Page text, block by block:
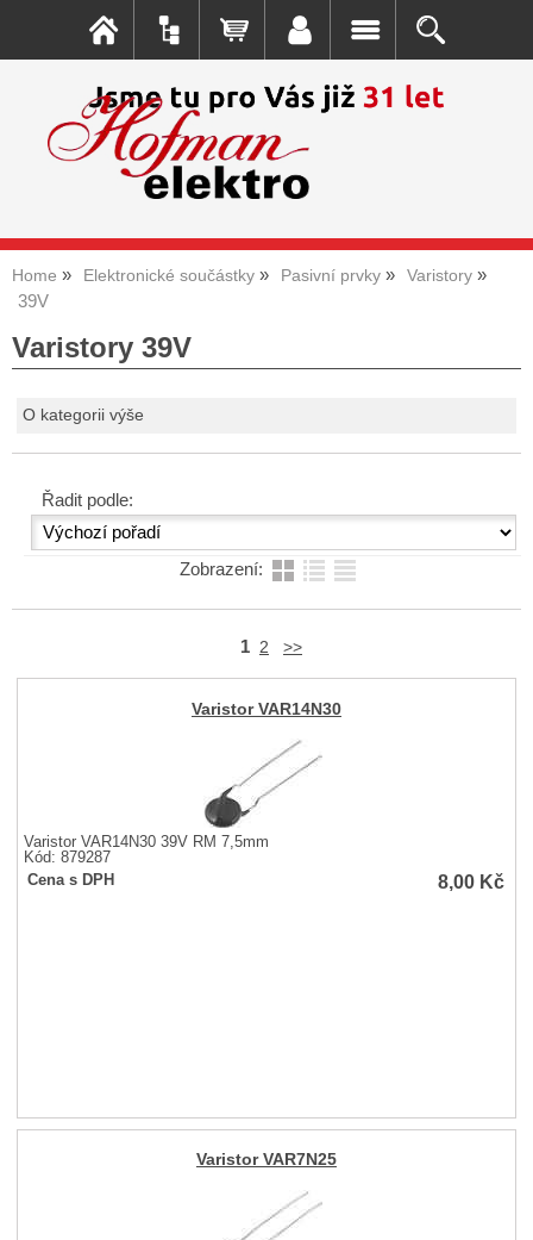
Home Elektronické součástky Pasivní prvky Varistory
39V
Varistory 39V
O kategorii výše
Řadit podle:
Zobrazení:
1 2 >>
Varistor VAR14N30
Varistor VAR14N30 39V RM 7,5mm
Kód: 879287
Cena s DPH
8,00 Kč
Varistor VAR7N25